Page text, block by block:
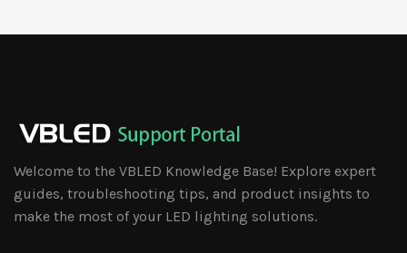
Welcome to the VBLED Knowledge Base! Explore expert
guides, troubleshooting tips, and product insights to
make the most of your LED lighting solutions.